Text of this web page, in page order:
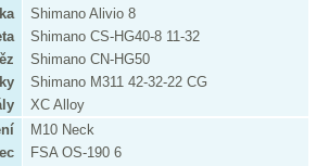
Shimano Alivio 8
Shimano CS-HG40-8 11-32
Shimano CN-HG50
Shimano M311 42-32-22 CG
XC Alloy
M10 Neck
FSA OS-190 6